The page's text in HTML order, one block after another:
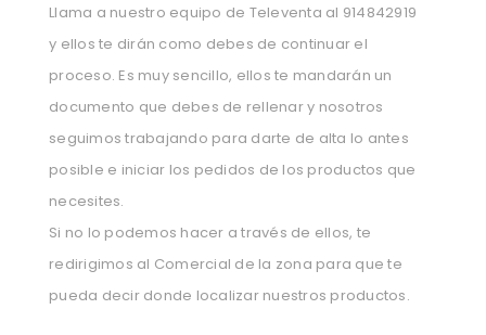
Llama a nuestro equipo de Televenta al 914842919
y ellos te dirán como debes de continuar el
proceso. Es muy sencillo, ellos te mandarán un
documento que debes de rellenar y nosotros
seguimos trabajando para darte de alta lo antes
posible e iniciar los pedidos de los productos que
necesites.
Si no lo podemos hacer a través de ellos, te
redirigimos al Comercial de la zona para que te
pueda decir donde localizar nuestros productos.